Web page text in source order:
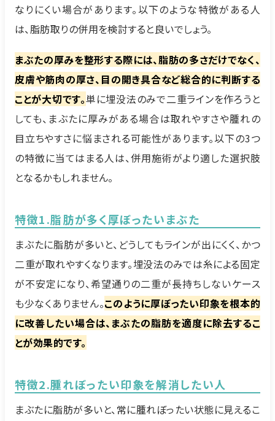
なりにくい場合があります。以下のような特徴がある人
は、脂肪取りの併用を検討すると良いでしょう。
まぶたの厚みを整形する際には、脂肪の多さだけでなく、
皮膚や筋肉の厚さ、目の開き具合など総合的に判断する
ことが大切です。単に埋没法のみで二重ラインを作ろうと
しても、まぶたに厚みがある場合は取れやすさや腫れの
目立ちやすさに悩まされる可能性があります。以下の3つ
の特徴に当てはまる人は、併用施術がより適した選択肢
となるかもしれません。
特徴1.脂肪が多く厚ぼったいまぶた
まぶたに脂肪が多いと、どうしてもラインが出にくく、かつ
二重が取れやすくなります。埋没法のみでは糸による固定
が不安定になり、希望通りの二重が長持ちしないケース
も少なくありません。このように厚ぼったい印象を根本的
に改善したい場合は、まぶたの脂肪を適度に除去するこ
とが効果的です。
特徴2.腫れぼったい印象を解消したい人
まぶたに脂肪が多いと、常に腫れぼったい状態に見えるこ